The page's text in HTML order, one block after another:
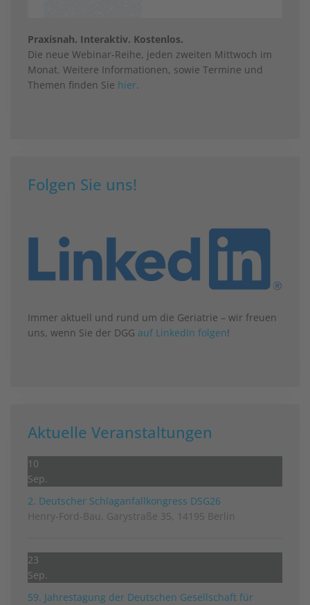
Praxisnah. Interaktiv. Kostenlos.
Die neue Webinar-Reihe, jeden zweiten Mittwoch im
Monat. Weitere Informationen, sowie Termine und
Themen finden Sie hier.
Folgen Sie uns!
Immer aktuell und rund um die Geriatrie – wir freuen
uns, wenn Sie der DGG auf LinkedIn folgen!
Aktuelle Veranstaltungen
10
Sep.
2. Deutscher Schlag­anfall­kongress DSG26
Henry-Ford-Bau, Garystraße 35, 14195 Berlin
23
Sep.
59. Jahrestagung der Deutschen Gesellschaft für